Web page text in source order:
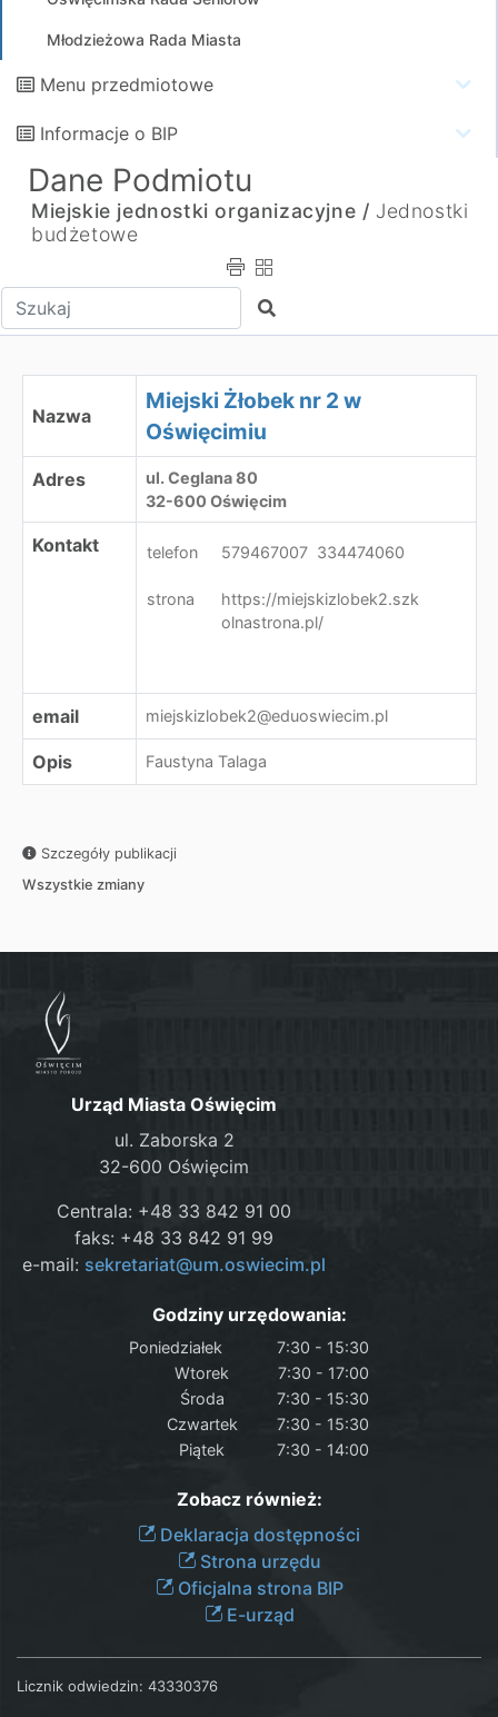
Młodzieżowa Rada Miasta
Menu przedmiotowe
Informacje o BIP
Dane Podmiotu
Miejskie jednostki organizacyjne / Jednostki
budżetowe
Wpisz tekst do wyszukania Szukaj
Miejski Żłobek nr 2 w Oświęcimiu
Nazwa
Miejski Żłobek nr 2 w
Oświęcimiu
Adres
ul. Ceglana 80
32-600 Oświęcim
Kontakt telefon
strona
579467007 334474060
https://miejskizlobek2.szk
olnastrona.pl/
email miejskizlobek2@eduoswiecim.pl
Opis Faustyna Talaga
Szczegóły publikacji
Wszystkie zmiany
Urząd Miasta Oświęcim
ul. Zaborska 2
32-600 Oświęcim
Centrala: +48 33 842 91 00
faks: +48 33 842 91 99
e-mail: sekretariat@um.oswiecim.pl
Godziny urzędowania:
Poniedziałek
7:30 - 15:30
Wtorek
7:30 - 17:00
Środa
7:30 - 15:30
Czwartek
7:30 - 15:30
Piątek
7:30 - 14:00
Zobacz również:
Deklaracja dostępności
Strona urzędu
Oficjalna strona BIP
E-urząd
Licznik odwiedzin: 43330376